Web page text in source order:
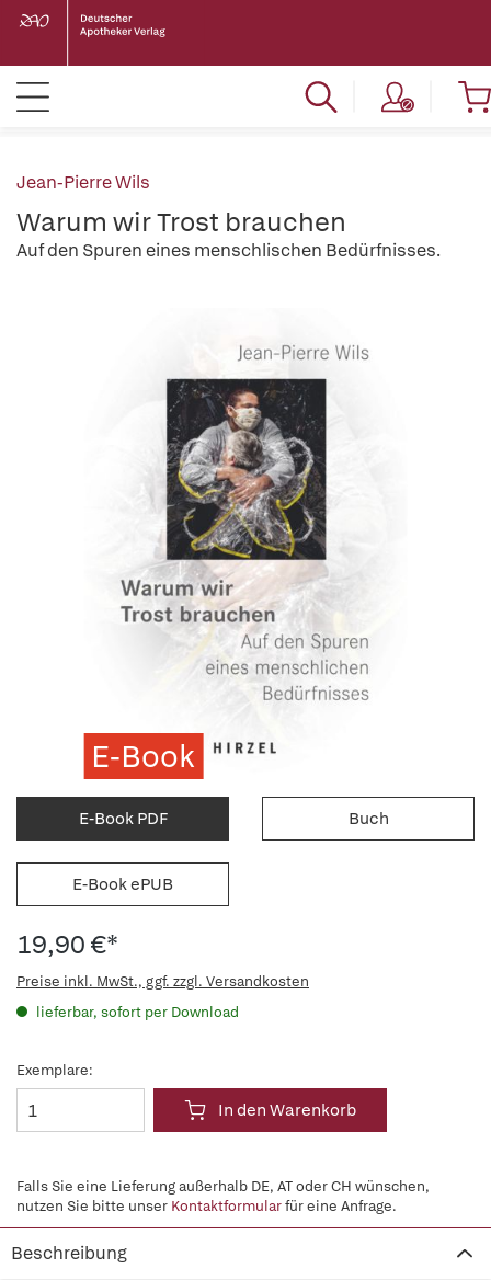
Jean-Pierre Wils
Warum wir Trost brauchen
Auf den Spuren eines menschlischen Bedürfnisses.
E-Book
E-Book PDF Buch
E-Book ePUB
19,90 €*
Preise inkl. MwSt., ggf. zzgl. Versandkosten
lieferbar, sofort per Download
Exemplare:
In den Warenkorb
Falls Sie eine Lieferung außerhalb DE, AT oder CH wünschen,
nutzen Sie bitte unser Kontaktformularfür eine Anfrage.
Beschreibung